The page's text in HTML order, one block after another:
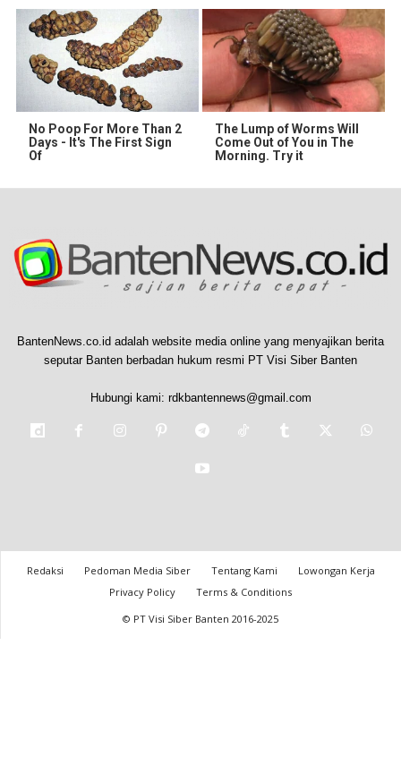
No Poop For More Than 2
Days - It's The First Sign
Of
The Lump of Worms Will
Come Out of You in The
Morning. Try it
BantenNews.co.id adalah website media online yang menyajikan berita
seputar Banten berbadan hukum resmi PT Visi Siber Banten
Hubungi kami: rdkbantennews@gmail.com
Redaksi Pedoman Media Siber Tentang Kami
Lowongan Kerja
Privacy Policy
Terms & Conditions
© PT Visi Siber Banten 2016-2025